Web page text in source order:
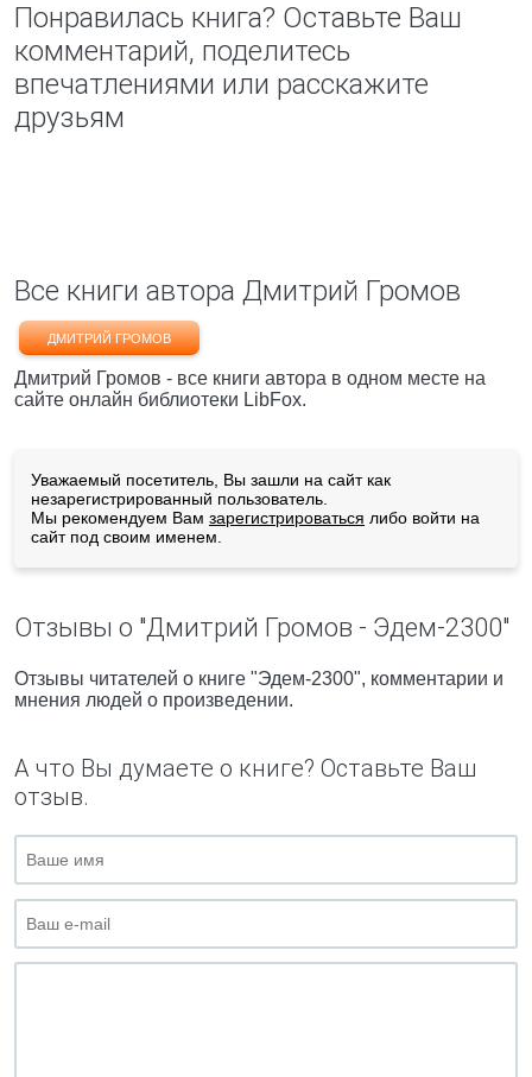
Понравилась книга? Оставьте Ваш
комментарий, поделитесь
впечатлениями или расскажите
друзьям
Все книги автора Дмитрий Громов
ДМИТРИЙ ГРОМОВ
Дмитрий Громов - все книги автора в одном месте на
сайте онлайн библиотеки LibFox.
Уважаемый посетитель, Вы зашли на сайт как
незарегистрированный пользователь.
Мы рекомендуем Вам зарегистрироваться либо войти на
сайт под своим именем.
Отзывы о "Дмитрий Громов - Эдем-2300"
Отзывы читателей о книге "Эдем-2300", комментарии и
мнения людей о произведении.
А что Вы думаете о книге? Оставьте Ваш
отзыв.